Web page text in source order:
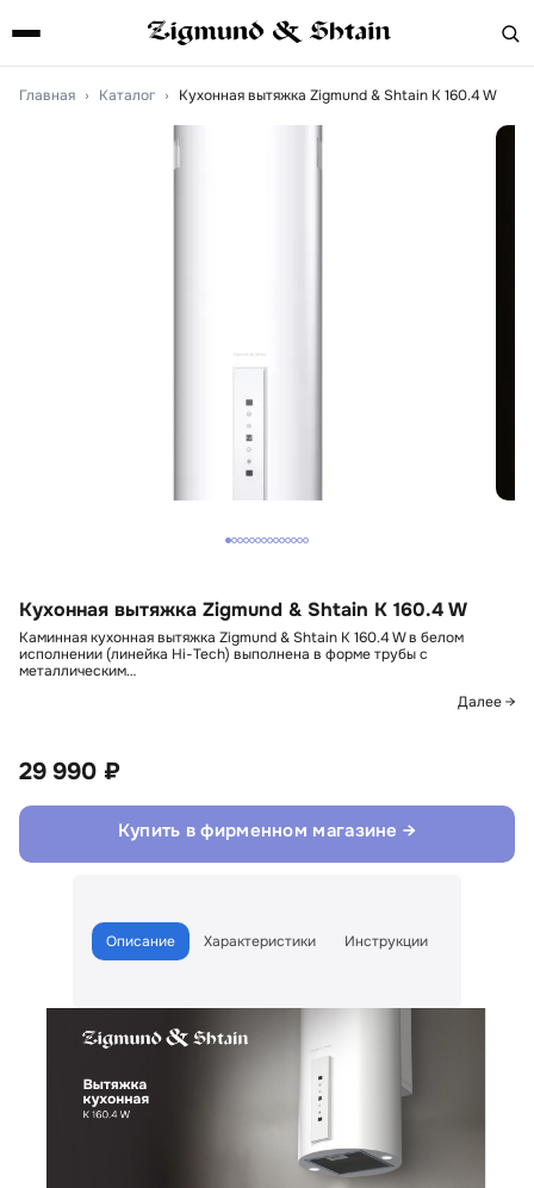
Главная › Каталог › Кухонная вытяжка Zigmund & Shtain K 160.4 W
Кухонная вытяжка Zigmund & Shtain K 160.4 W
Каминная кухонная вытяжка Zigmund & Shtain K 160.4 W в белом
исполнении (линейка Hi-Tech) выполнена в форме трубы с
металлическим…
Далее →
29 990 ₽
Купить в фирменном магазине →
Описание Характеристики Инструкции